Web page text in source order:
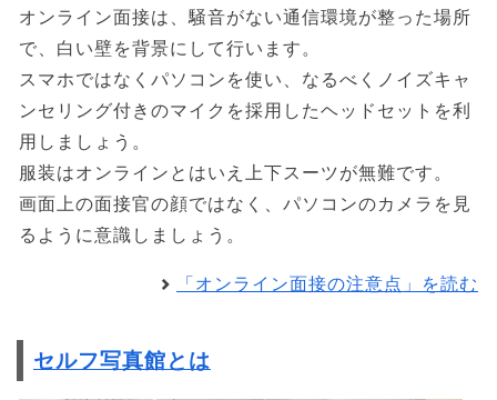
オンライン面接は、騒音がない通信環境が整った場所
で、白い壁を背景にして行います。
スマホではなくパソコンを使い、なるべくノイズキャ
ンセリング付きのマイクを採用したヘッドセットを利
用しましょう。
服装はオンラインとはいえ上下スーツが無難です。
画面上の面接官の顔ではなく、パソコンのカメラを見
るように意識しましょう。
「オンライン面接の注意点」を読む
セルフ写真館とは